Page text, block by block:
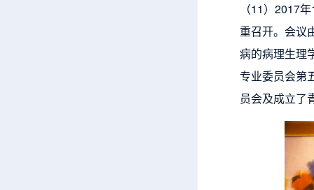
（11）2017
重召开。会议
病的病理生理
专业委员会第
员会及成立了